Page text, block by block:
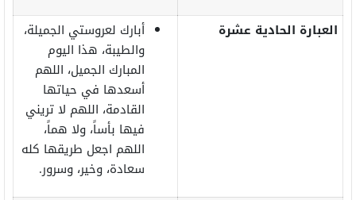
العبارة الحادية عشرة
أبارك لعروستي الجميلة،
والطيبة، هذا اليوم
المبارك الجميل، اللهم
أسعدها في حياتها
القادمة، اللهم لا تريني
فيها بأساً، ولا هماً،
اللهم اجعل طريقها كله
سعادة، وخير، وسرور.